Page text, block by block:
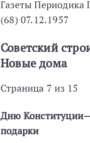
Газеты Периодика
(68) 07.12.1957
Советский
Новые дома
Страница 7 из 15
Дню
подарки